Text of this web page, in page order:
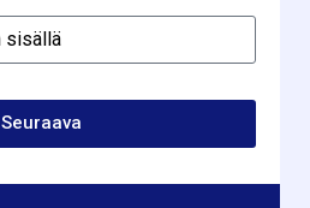
Seuraava